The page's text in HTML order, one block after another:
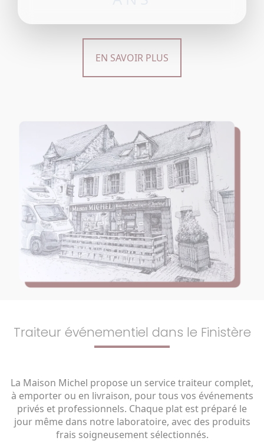
EN SAVOIR PLUS
Traiteur événementiel dans le Finistère
La Maison Michel propose un service traiteur complet,
à emporter ou en livraison, pour tous vos événements
privés et professionnels. Chaque plat est préparé le
jour même dans notre laboratoire, avec des produits
frais soigneusement sélectionnés.